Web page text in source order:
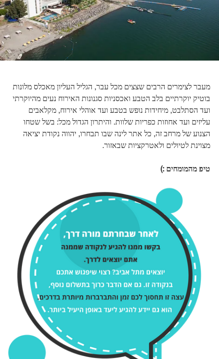
מעבר לצימרים הרבים שצצים מכל עבר, הגליל העליון מאכלס מלונות
בוטיק יוקרתיים בלב הטבע ואכסניות סגנונות האירוח נעים מהיוקרתי
ועד הסתלבט, מיחידות נופש בטבע ועד אוהלי אירוח, מקלאבים
עליזים ועד אחוזות כפריות שלוות. והיתרון הגדול מכל: בשל שטחו
הצנוע של מרחב זה, כל אתר לינה שבו תבחרו, יהווה נקודת יציאה
מצוינת לטיולים ולאטרקציות שבאזור.
טיפ מהמומחים :)